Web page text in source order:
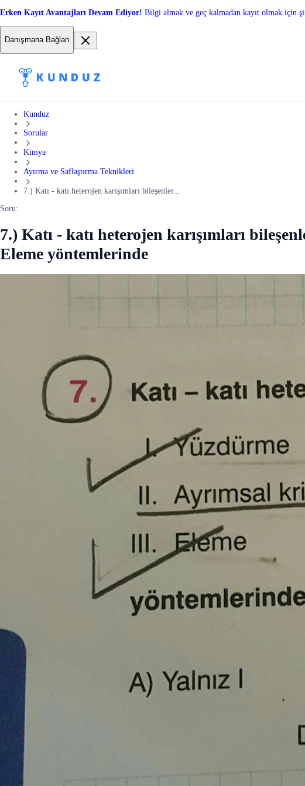
Erken Kayıt Avantajları Devam Ediyor! Bilgi almak ve geç kalmadan kayıt olmak için
Danışmana Bağlan
Kunduz
Sorular
Kimya
Ayırma ve Saflaştırma Teknikleri
7.) Katı - katı heterojen karışımları bileşenler...
Soru:
7.) Katı - katı heterojen karışımları
Eleme yöntemlerinde